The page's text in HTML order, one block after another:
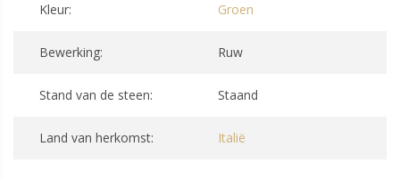
Kleur: Groen
Bewerking: Ruw
Stand van de steen: Staand
Land van herkomst: Italië